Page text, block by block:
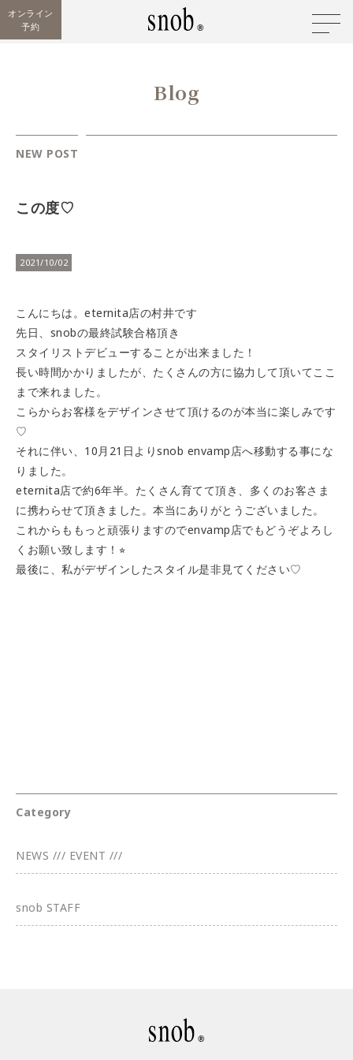
オンライン
予約
Blog
NEW POST
この度♡
2021/10/02
こんにちは。eternita店の村井です
先日、snobの最終試験合格頂き
スタイリストデビューすることが出来ました！
長い時間かかりましたが、たくさんの方に協力して頂いてここ
まで来れました。
こらからお客様をデザインさせて頂けるのが本当に楽しみです
♡
それに伴い、10月21日よりsnob envamp店へ移動する事にな
りました。
eternita店で約6年半。たくさん育てて頂き、多くのお客さま
に携わらせて頂きました。本当にありがとうございました。
これからももっと頑張りますのでenvamp店でもどうぞよろし
くお願い致します！⭐︎
最後に、私がデザインしたスタイル是非見てください♡
Category
NEWS /// EVENT ///
snob STAFF